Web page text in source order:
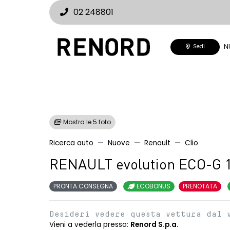
02 248801
Sedi
Mostra le 5 foto
Ricerca auto Nuove Renault Clio
RENAULT evolution ECO-G
PRONTA CONSEGNA ECOBONUS PRENOTATA
Desideri vedere questa vettura dal
Vieni a vederla presso: Renord S.p.a.